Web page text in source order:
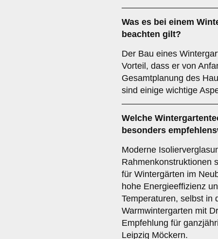
Was es bei einem
beachten gilt?
Der Bau eines
Vorteil, dass er von
Gesamtplanung des
sind einige wichtige
Welche
besonders
Moderne
Rahmenkonstruktionen
für Wintergärten im
hohe Energieeffizienz
Temperaturen, selbst in
Warmwintergarten mit
Empfehlung für
Leipzig Möckern.